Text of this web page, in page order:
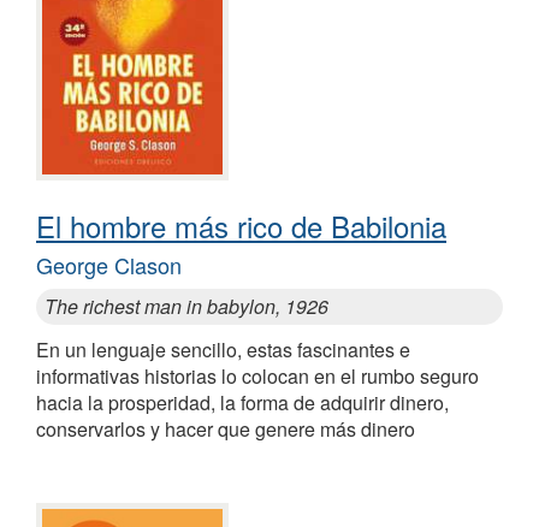
El hombre más rico de Babilonia
George Clason
The richest man in babylon, 1926
En un lenguaje sencillo, estas fascinantes e
informativas historias lo colocan en el rumbo seguro
hacia la prosperidad, la forma de adquirir dinero,
conservarlos y hacer que genere más dinero